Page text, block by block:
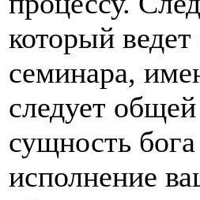
который
семинара,
следует
сущность
исполнение